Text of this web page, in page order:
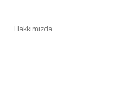
Hakkımızda